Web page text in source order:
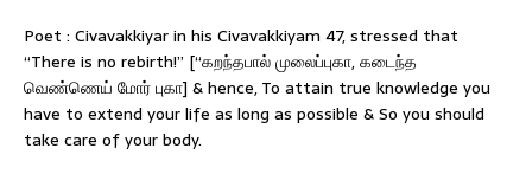
Poet : Civavakkiyar in his Civavakkiyam 47, stressed that
“There is no rebirth!” [“கறந்தபால் முலைப்புகா, கடைந்த
வெண்ணெய் மோர் புகா] & hence, To attain true knowledge you
have to extend your life as long as possible & So you should
take care of your body.